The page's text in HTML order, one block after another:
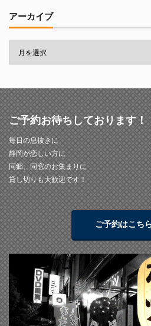
アーカイブ
ご予約お待ちしております！
毎日の息抜きに
静岡が恋しい方に
同郷、同窓のお集まりに
貸し切りも大歓迎です！
ご予約はこち